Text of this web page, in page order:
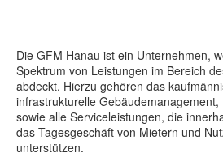
Die GFM Hanau ist ein Unternehmen,
Spektrum von Leistungen im Bereich
abdeckt. Hierzu gehören das
infrastrukturelle Gebäudemanagement,
sowie alle Serviceleistungen, die
das Tagesgeschäft von Mietern und
unterstützen.